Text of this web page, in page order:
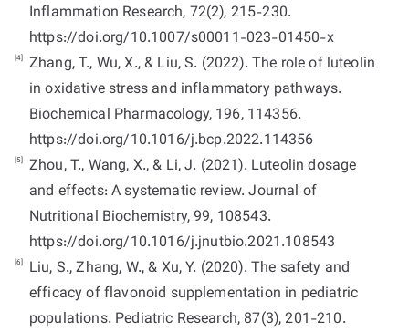
Inflammation Research, 72(2), 215-230.
https://doi.org/10.1007/s00011-023-01450-x
[4] Zhang, T., Wu, X., & Liu, S. (2022). The role of luteolin
in oxidative stress and inflammatory pathways.
Biochemical Pharmacology, 196, 114356.
https://doi.org/10.1016/j.bcp.2022.114356
[5] Zhou, T., Wang, X., & Li, J. (2021). Luteolin dosage
and effects: A systematic review. Journal of
Nutritional Biochemistry, 99, 108543.
https://doi.org/10.1016/j.jnutbio.2021.108543
[6]
Liu, S., Zhang, W., & Xu, Y. (2020). The safety and
efficacy of flavonoid supplementation in pediatric
populations. Pediatric Research, 87(3), 201-210.